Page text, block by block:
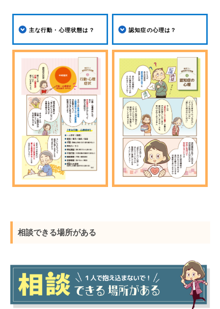
主な行動・心理状態は？ 認知症の心理は？
相談できる場所がある